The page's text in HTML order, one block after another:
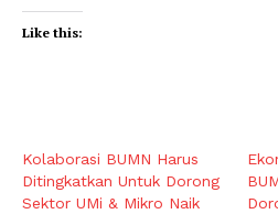
Like this:
Kolaborasi BUMN Harus
Ditingkatkan Untuk Dorong
Sektor UMi & Mikro Naik